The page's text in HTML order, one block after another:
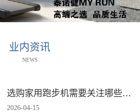
业内资讯
NEWS
选购家用跑步机需要关注哪些核心参数？
2026-04-15